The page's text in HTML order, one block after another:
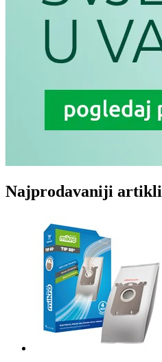
Najprodavaniji artikli